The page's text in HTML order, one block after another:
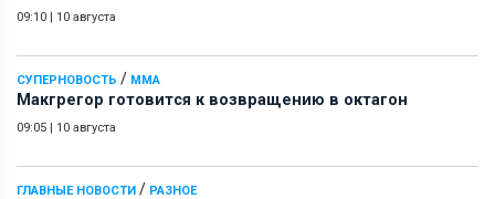
09:10 | 10 августа
СУПЕРНОВОСТЬ / ММА
Макгрегор готовится к возвращению в октагон
09:05 | 10 августа
ГЛАВНЫЕ НОВОСТИ / РАЗНОЕ